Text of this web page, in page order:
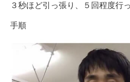
３秒ほど引っ張り、５回程度行
手順